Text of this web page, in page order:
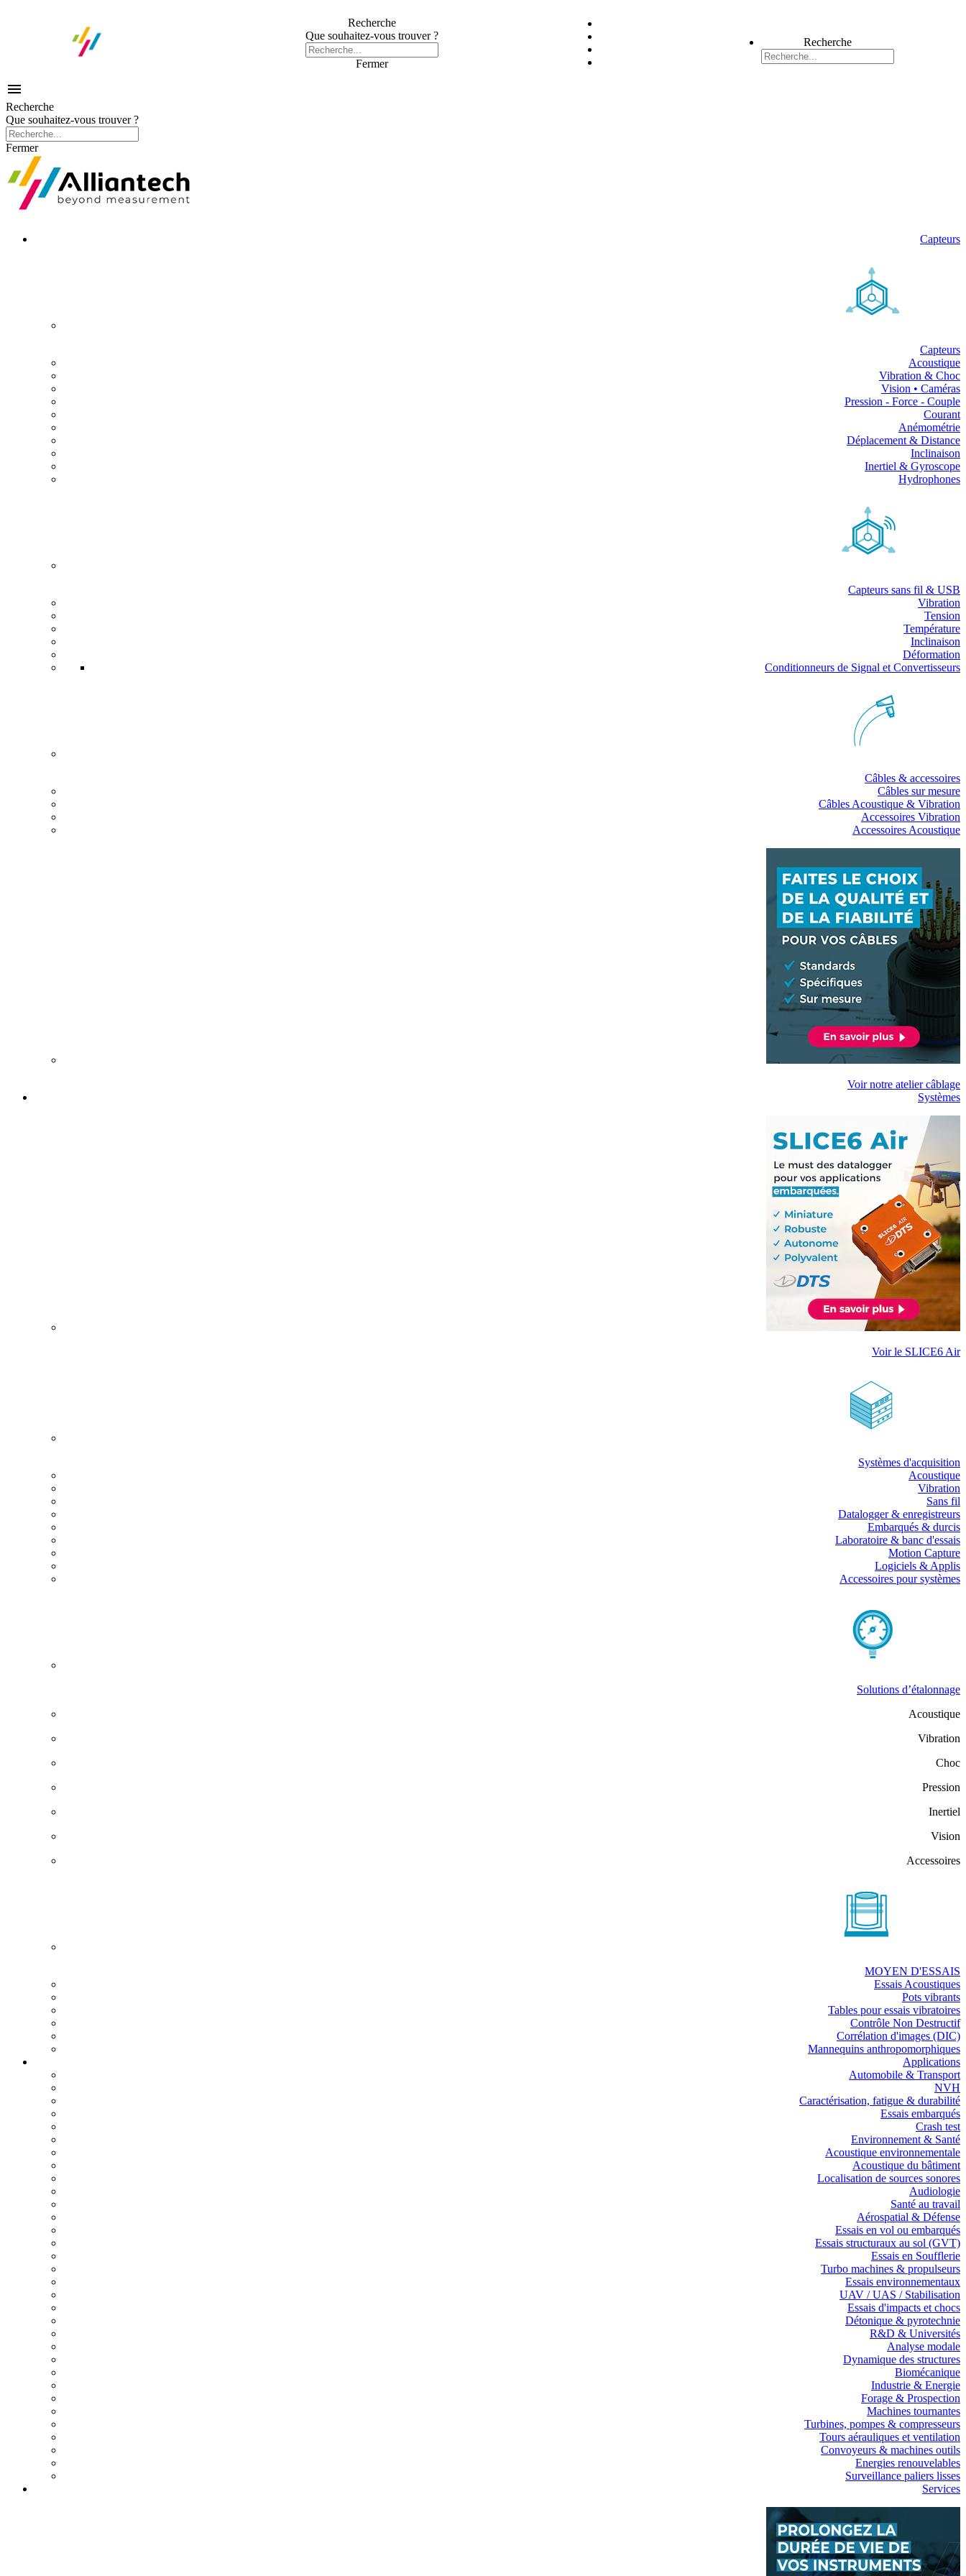
Recherche
Que souhaitez-vous trouver ?
Fermer
Recherche

Recherche
Que souhaitez-vous trouver ?
Fermer
Capteurs
Capteurs
Acoustique
Vibration & Choc
Vision • Caméras
Pression - Force - Couple
Courant
Anémométrie
Déplacement & Distance
Inclinaison
Inertiel & Gyroscope
Hydrophones
Capteurs sans fil & USB
Vibration
Tension
Température
Inclinaison
Déformation
Conditionneurs de Signal et Convertisseurs
Câbles & accessoires
Câbles sur mesure
Câbles Acoustique & Vibration
Accessoires Vibration
Accessoires Acoustique
Voir notre atelier câblage
Systèmes
Voir le SLICE6 Air
Systèmes d'acquisition
Acoustique
Vibration
Sans fil
Datalogger & enregistreurs
Embarqués & durcis
Laboratoire & banc d'essais
Motion Capture
Logiciels & Applis
Accessoires pour systèmes
Solutions d’étalonnage
Acoustique
Vibration
Choc
Pression
Inertiel
Vision
Accessoires
MOYEN D'ESSAIS
Essais Acoustiques
Pots vibrants
Tables pour essais vibratoires
Contrôle Non Destructif
Corrélation d'images (DIC)
Mannequins anthropomorphiques
Applications
Automobile & Transport
NVH
Caractérisation, fatigue & durabilité
Essais embarqués
Crash test
Environnement & Santé
Acoustique environnementale
Acoustique du bâtiment
Localisation de sources sonores
Audiologie
Santé au travail
Aérospatial & Défense
Essais en vol ou embarqués
Essais structuraux au sol (GVT)
Essais en Soufflerie
Turbo machines & propulseurs
Essais environnementaux
UAV / UAS / Stabilisation
Essais d'impacts et chocs
Détonique & pyrotechnie
R&D & Universités
Analyse modale
Dynamique des structures
Biomécanique
Industrie & Energie
Forage & Prospection
Machines tournantes
Turbines, pompes & compresseurs
Tours aérauliques et ventilation
Convoyeurs & machines outils
Energies renouvelables
Surveillance paliers lisses
Services